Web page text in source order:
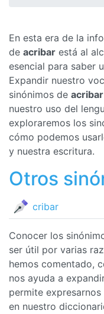
En esta era de la
de acribar está al
esencial para saber
Expandir nuestro
sinónimos de acribar
nuestro uso del
exploraremos los
cómo podemos
y nuestra escritura.
Otros
cribar
Conocer los
ser útil por varias
hemos comentado,
nos ayuda a
permite
en nuestro